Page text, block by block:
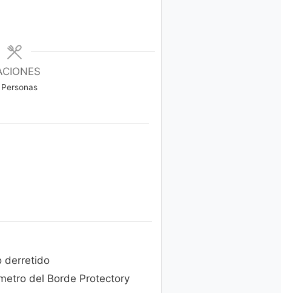
Personas
derretido
del Borde Protectory